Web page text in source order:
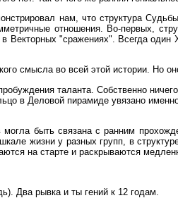
нам, что структура
отношения. Во-первых,
Векторных "сражениях". Всегда
смысла во всей этой истории. Но
таланта. Собственно
в Деловой пирамиде увязано
быть связана с ранним
жизни у разных групп, в
на старте и раскрываются
Два рывка и ты гений к 12 годам.